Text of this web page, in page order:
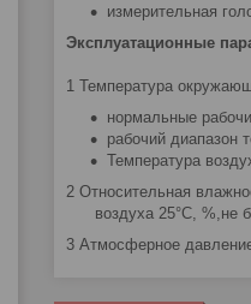
измерительная
Эксплуатационные
1 Температура
нормальные
рабочий
Температура
2 Относительная
воздуха 25°С, %,не
3 Атмосферное